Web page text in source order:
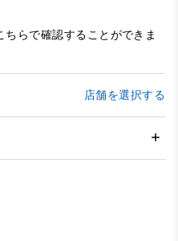
らで確認することができま
店舗を選択する